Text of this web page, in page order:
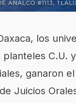
los
C.U.
ganaron
Juicios